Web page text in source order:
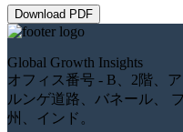
Download PDF
Global Growth Insights
オフィス番号 - B、2階、
ルンゲ道路、バネール、
州、インド。